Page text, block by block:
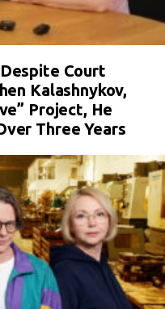
Court
Kalashnykov,
Project, He
Three Years